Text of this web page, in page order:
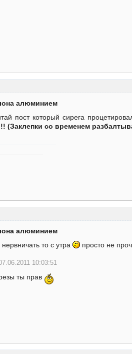
алюминием
пост который сирега
со временем
алюминием
то с утра
просто не
10:03:51
ты прав